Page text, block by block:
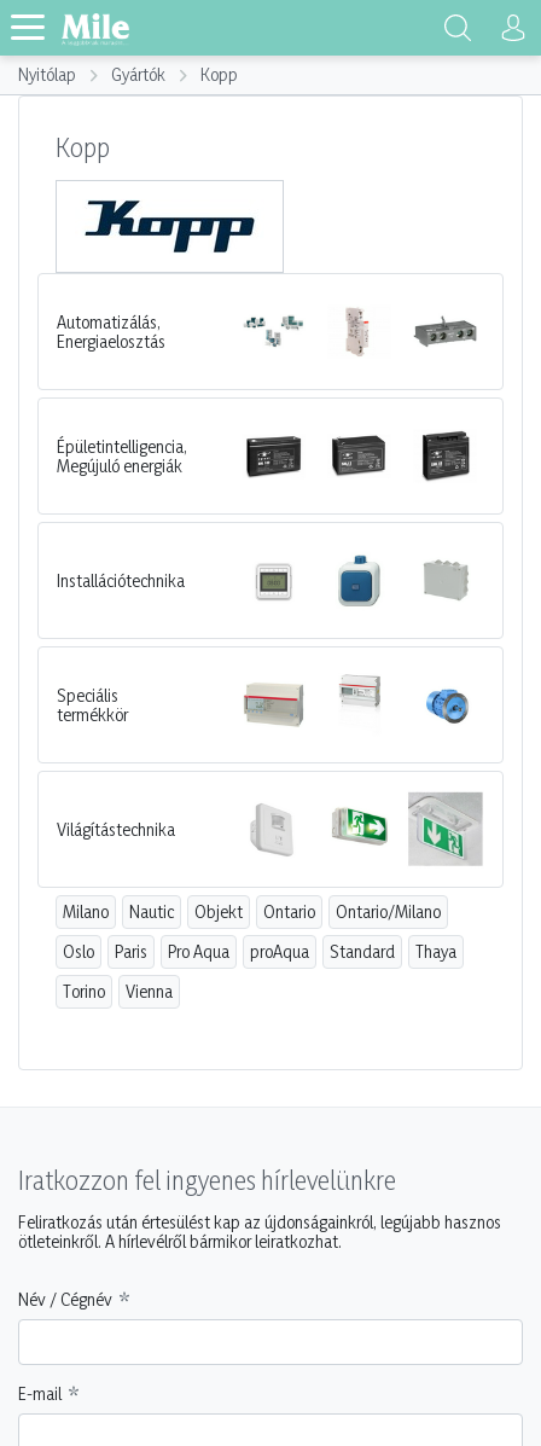
Nyitólap Gyártók Kopp
Kopp
Automatizálás,
Energiaelosztás
Épületintelligencia,
Megújuló energiák
Installációtechnika
Speciális
termékkör
Világítástechnika
Milano Nautic Objekt Ontario
Ontario/Milano
Oslo
Paris Pro Aqua proAqua Standard
Thaya
Torino
Vienna
Iratkozzon fel ingyenes hírlevelünkre
Feliratkozás után értesülést kap az újdonságainkról, legújabb hasznos
ötleteinkről. A hírlevélről bármikor leiratkozhat.
Név / Cégnév
E-mail